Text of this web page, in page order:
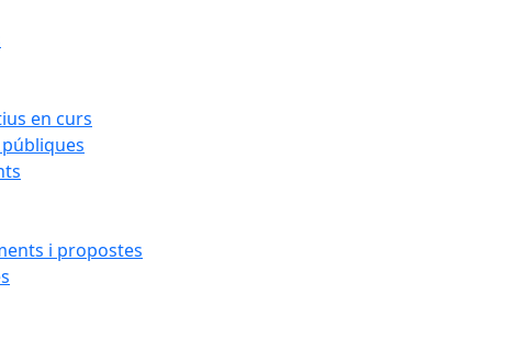
en curs
i propostes